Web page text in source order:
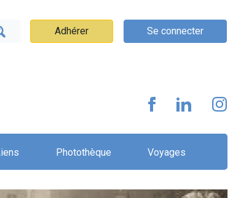
Adhérer Se connecter
Photothèque Voyages